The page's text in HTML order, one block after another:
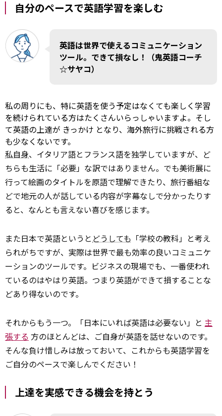
自分のペースで英語学習を楽しむ
英語は世界で使えるコミュニケーション
ツール。できて損なし！（鬼英語コーチ
☆サヤコ）
私の周りにも、特に英語を使う予定はなくても楽しく学習
を続けられている方はたくさんいらっしゃいますよ。そし
て英語の上達が きっかけ となり、海外旅行に挑戦される方
も少なくないです。
私自身、イタリア語とフランス語を独学していますが、ど
ちらも生活に「必要」な訳ではありません。でも美術展に
行って絵画のタイトルを原語で理解できたり、旅行番組な
どで地元の人が話している内容が字幕なしで分かったりす
ると、なんとも言えない喜びを感じます。
また日本で英語というと どうしても 「学校の教科」と考え
られがちですが、実際は世界で最も効率の良いコミュニケ
ーションのツールです。ビジネスの現場でも、一番使われ
ているのはやはり英語。つまり英語ができて損することな
どあり得ないのです。
それからもう一つ。「日本にいれば英語は必要ない」と 主
張する 方のほとんどは、ご自身が英語を話せないのです。
そんな負け惜しみは放っておいて、これからも英語学習を
ご自分のペースで楽しんでください！
上達を実感できる機会を持とう